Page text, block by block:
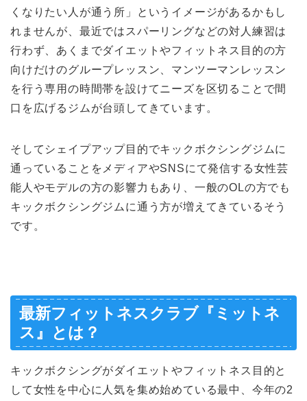
くなりたい人が通う所」というイメージがあるかもし
れませんが、 最近ではスパーリングなどの対人練習は
行わず、 あくまでダイエットやフィットネス目的の方
向けだけのグループレ ッスン、 マンツーマンレッスン
を行う専用の時間帯を設けてニーズを区切る ことで間
口を広げるジムが台頭してきています。
そしてシェイプアップ目的でキックボクシングジムに
通っているこ とをメディアやSNSにて発信する女性芸
能人やモデルの方の影響力もあり、一般のOLの方でも
キックボクシングジムに通う方が増 えてきているそう
です。
最新フィットネスクラブ『ミットネ
ス』とは？
キックボクシングがダイエットやフィットネス目的と
して女性を中心に人気を集め始めている最中、今年の2